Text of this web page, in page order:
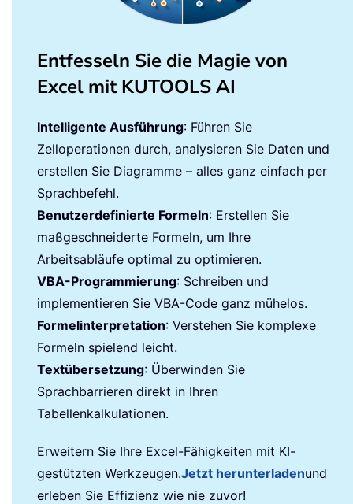
Entfesseln Sie die Magie von
Excel mit KUTOOLS AI
Intelligente Ausführung: Führen Sie
Zelloperationen durch, analysieren Sie Daten und
erstellen Sie Diagramme – alles ganz einfach per
Sprachbefehl.
Benutzerdefinierte Formeln: Erstellen Sie
maßgeschneiderte Formeln, um Ihre
Arbeitsabläufe optimal zu optimieren.
VBA-Programmierung: Schreiben und
implementieren Sie VBA-Code ganz mühelos.
Formelinterpretation: Verstehen Sie komplexe
Formeln spielend leicht.
Textübersetzung: Überwinden Sie
Sprachbarrieren direkt in Ihren
Tabellenkalkulationen.
Erweitern Sie Ihre Excel-Fähigkeiten mit KI-
gestützten Werkzeugen.Jetzt herunterladenund
erleben Sie Effizienz wie nie zuvor!